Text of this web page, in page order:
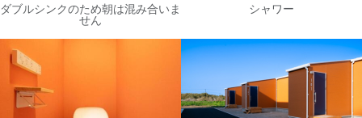
ダブルシンクのため朝は混み合いま
せん
シャワー